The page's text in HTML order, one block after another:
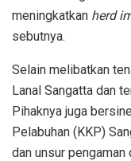
meningkatkan herd
sebutnya.
Selain melibatkan
Lanal Sangatta dan
Pihaknya juga
Pelabuhan (KKP)
dan unsur